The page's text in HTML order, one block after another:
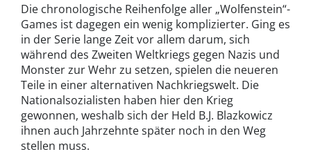
Die chronologische Reihenfolge aller „Wolfenstein“-
Games ist dagegen ein wenig komplizierter. Ging es
in der Serie lange Zeit vor allem darum, sich
während des Zweiten Weltkriegs gegen Nazis und
Monster zur Wehr zu setzen, spielen die neueren
Teile in einer alternativen Nachkriegswelt. Die
Nationalsozialisten haben hier den Krieg
gewonnen, weshalb sich der Held B.J. Blazkowicz
ihnen auch Jahrzehnte später noch in den Weg
stellen muss.